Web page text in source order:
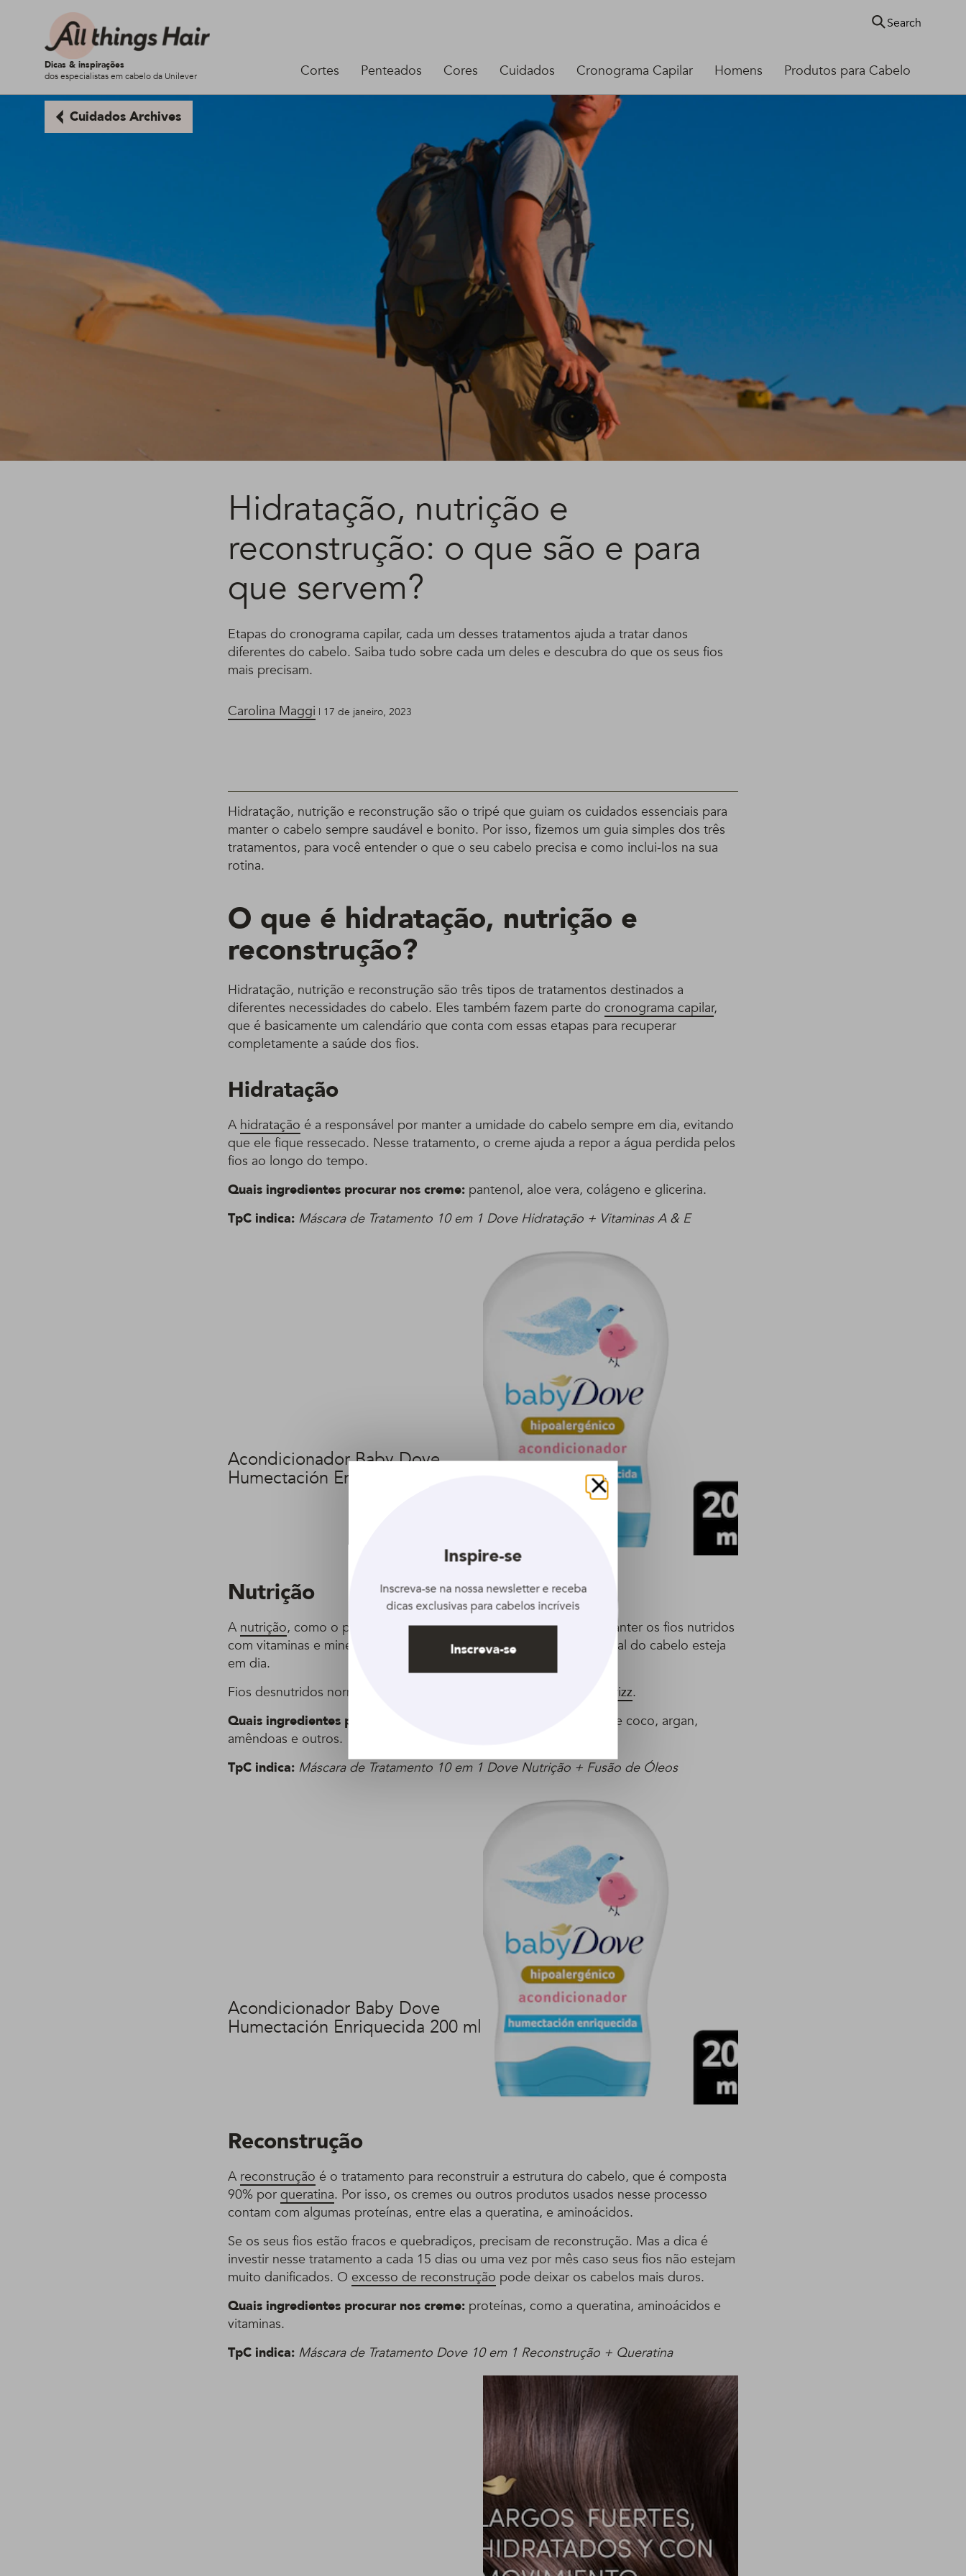
Dicas & inspirações
dos especialistas em cabelo da Unilever
Cortes Penteados Cores Cuidados Cronograma Capilar Homens Produtos para Cabelo
Search
Cuidados Archives
Hidratação, nutrição e
reconstrução: o que são e para
que servem?
Etapas do cronograma capilar, cada um desses tratamentos ajuda a tratar danos
diferentes do cabelo. Saiba tudo sobre cada um deles e descubra do que os seus fios
mais precisam.
Carolina Maggi | 17 de janeiro, 2023
Hidratação, nutrição e reconstrução são o tripé que guiam os cuidados essenciais para
manter o cabelo sempre saudável e bonito. Por isso, fizemos um guia simples dos três
tratamentos, para você entender o que o seu cabelo precisa e como inclui-los na sua
rotina.
O que é hidratação, nutrição e
reconstrução?
Hidratação, nutrição e reconstrução são três tipos de tratamentos destinados a
diferentes necessidades do cabelo. Eles também fazem parte do cronograma capilar,
que é basicamente um calendário que conta com essas etapas para recuperar
completamente a saúde dos fios.
Hidratação
A hidratação é a responsável por manter a umidade do cabelo sempre em dia, evitando
que ele fique ressecado. Nesse tratamento, o creme ajuda a repor a água perdida pelos
fios ao longo do tempo.
Quais ingredientes procurar nos creme: pantenol, aloe vera, colágeno e glicerina.
TpC indica: Máscara de Tratamento 10 em 1 Dove Hidratação + Vitaminas A & E
Acondicionador Baby Dove
Humectación Enriquecida 200 ml
Nutrição
A nutrição, como o próprio nome já sugere, é a responsável por manter os fios nutridos
com vitaminas e minerais e também garantir que a oleosidade natural do cabelo esteja
em dia.
Fios desnutridos normalmente têm aparência opaca e
excesso de frizz.
Quais ingredientes procurar nos creme:
, como o de coco, argan,
amêndoas e outros.
TpC indica: Máscara de Tratamento 10 em 1 Dove Nutrição + Fusão de Óleos
Acondicionador Baby Dove
Humectación Enriquecida 200 ml
Reconstrução
A reconstrução é o tratamento para reconstruir a estrutura do cabelo, que é composta
90% por queratina. Por isso, os cremes ou outros produtos usados nesse processo
contam com algumas proteínas, entre elas a queratina, e aminoácidos.
Se os seus fios estão fracos e quebradiços, precisam de reconstrução. Mas a dica é
investir nesse tratamento a cada 15 dias ou uma vez por mês caso seus fios não estejam
muito danificados. O excesso de reconstrução pode deixar os cabelos mais duros.
Quais ingredientes procurar nos creme: proteínas, como a queratina, aminoácidos e
vitaminas.
TpC indica: Máscara de Tratamento Dove 10 em 1 Reconstrução + Queratina
Fechar
Inspire-se
Inscreva-se na nossa newsletter e receba
dicas exclusivas para cabelos incríveis
Inscreva-se